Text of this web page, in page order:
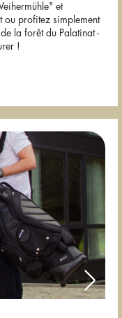
et
ou profitez simplement
la forêt du Palatinat -
!